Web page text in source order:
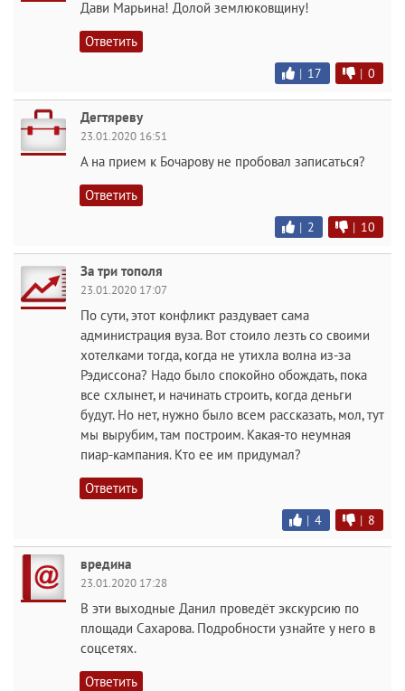
Дави Марьина! Долой землюковщину!
Ответить
| 17 | 0
Дегтяреву
23.01.2020 16:51
А на прием к Бочарову не пробовал записаться?
Ответить
| 2 | 10
За три тополя
23.01.2020 17:07
По сути, этот конфликт раздувает сама
администрация вуза. Вот стоило лезть со своими
хотелками тогда, когда не утихла волна из-за
Рэдиссона? Надо было спокойно обождать, пока
все схлынет, и начинать строить, когда деньги
будут. Но нет, нужно было всем рассказать, мол, тут
мы вырубим, там построим. Какая-то неумная
пиар-кампания. Кто ее им придумал?
Ответить
| 4 | 8
вредина
23.01.2020 17:28
В эти выходные Данил проведёт экскурсию по
площади Сахарова. Подробности узнайте у него в
соцсетях.
Ответить